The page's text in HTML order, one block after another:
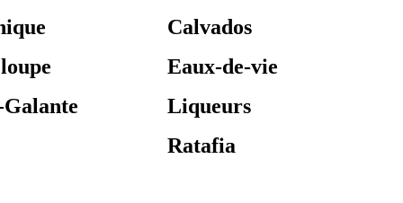
Calvados
Eaux-de-vie
Liqueurs
Ratafia